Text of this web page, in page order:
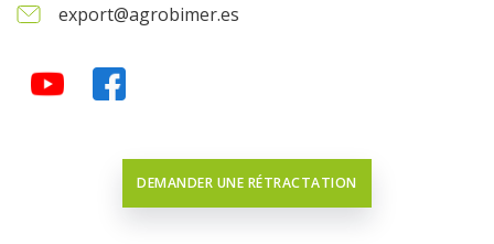
export@agrobimer.es
DEMANDER UNE RÉTRACTATION